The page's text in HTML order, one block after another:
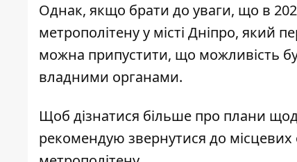
Однак, якщо брати до уваги, що в
метрополітену у місті Дніпро, який
можна припустити, що можливість
владними органами.
Щоб дізнатися більше про плани
рекомендую звернутися до місцевих